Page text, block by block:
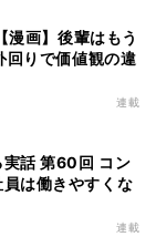
漫画】後輩はもう
回りで価値観の違
連載
話 第60回 コン
は働きやすくな
連載